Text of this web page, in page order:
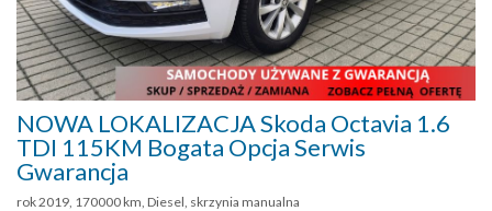
NOWA LOKALIZACJA Skoda Octavia 1.6
TDI 115KM Bogata Opcja Serwis
Gwarancja
rok 2019, 170000 km, Diesel, skrzynia manualna